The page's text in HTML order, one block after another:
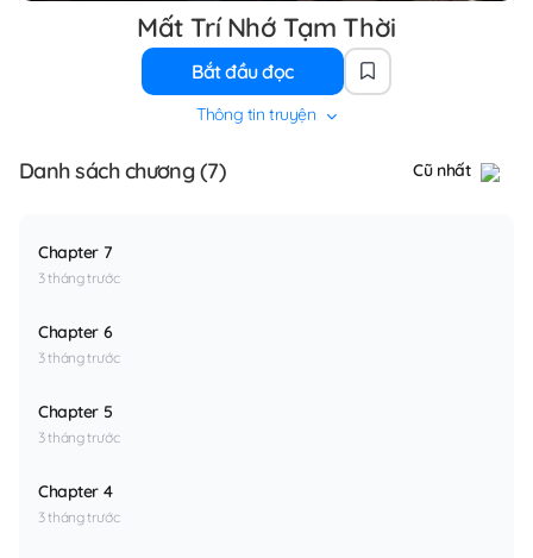
Mất Trí Nhớ Tạm Thời
Bắt đầu đọc
Thông tin truyện
Danh sách chương (7) Cũ nhất
Chapter 7
3 tháng trước
Chapter 6
3 tháng trước
Chapter 5
3 tháng trước
Chapter 4
3 tháng trước